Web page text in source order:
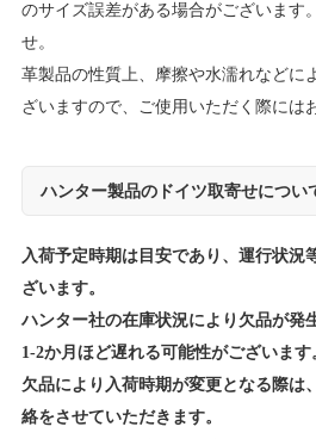
のサイズ誤差がある場合がございます
せ。
革製品の性質上、摩擦や水濡れなどに
ざいますので、ご使用いただく際には
ハンター製品のドイツ取寄せについ
入荷予定時期は目安であり、運行状況
ざいます。
ハンター社の在庫状況により欠品が発
1-2か月ほど遅れる可能性がございます
欠品により入荷時期が変更となる際は
絡をさせていただきます。